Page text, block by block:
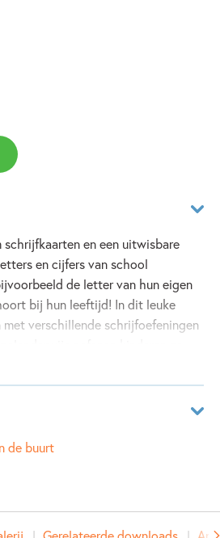
schrijfkaarten en een uitwisbare
en cijfers van school
de letter van hun eigen
bij hun leeftijd! In dit leuke
verschillende schrijfoefeningen
de letters en het lezen van
zijn door de uitwisbare stift
dus er kan eindeloos
6 jaar
de buurt